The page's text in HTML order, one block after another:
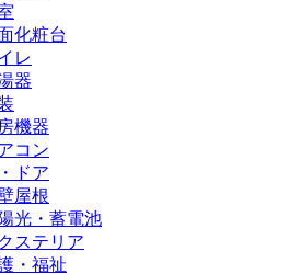
化粧台
レ
器
機器
コン
ドア
屋根
光・蓄電池
ステリア
・福祉